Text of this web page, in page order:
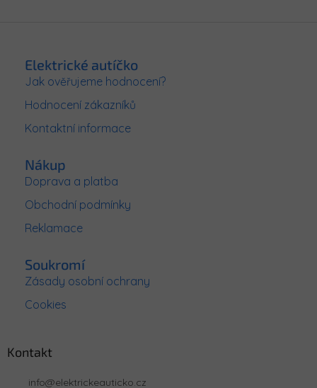
Elektrické autíčko
Jak ověřujeme hodnocení?
Hodnocení zákazníků
Kontaktní informace
Nákup
Doprava a platba
Obchodní podmínky
Reklamace
Soukromí
Zásady osobní ochrany
Cookies
Kontakt
info@elektrickeauticko.cz